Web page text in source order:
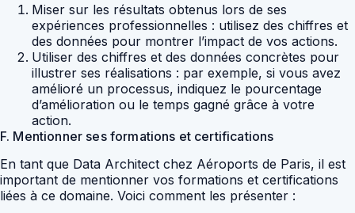
Miser sur les résultats obtenus lors de ses
expériences professionnelles : utilisez des chiffres et
des données pour montrer l’impact de vos actions.
Utiliser des chiffres et des données concrètes pour
illustrer ses réalisations : par exemple, si vous avez
amélioré un processus, indiquez le pourcentage
d’amélioration ou le temps gagné grâce à votre
action.
F. Mentionner ses formations et certifications
En tant que Data Architect chez Aéroports de Paris, il est
important de mentionner vos formations et certifications
liées à ce domaine. Voici comment les présenter :